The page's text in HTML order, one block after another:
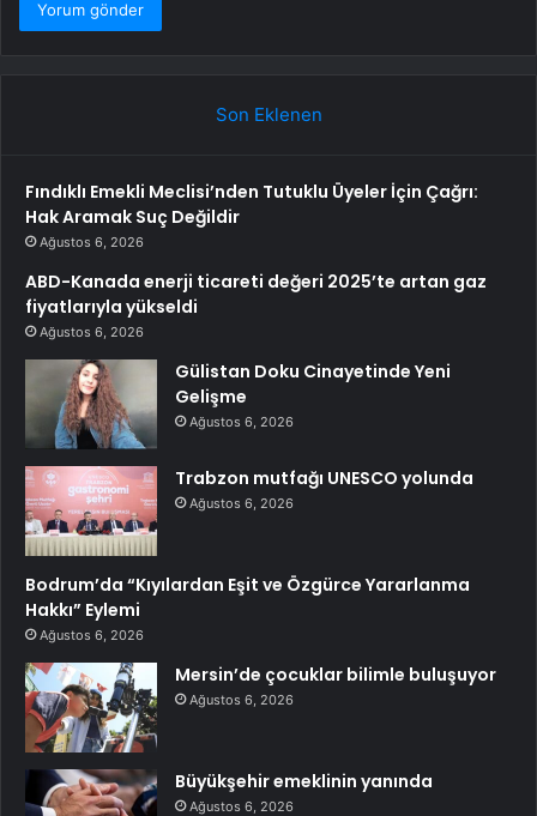
Son Eklenen
Fındıklı Emekli Meclisi’nden Tutuklu Üyeler İçin Çağrı:
Hak Aramak Suç Değildir
Ağustos 6, 2026
ABD-Kanada enerji ticareti değeri 2025’te artan gaz
fiyatlarıyla yükseldi
Ağustos 6, 2026
Gülistan Doku Cinayetinde Yeni
Gelişme
Ağustos 6, 2026
Trabzon mutfağı UNESCO yolunda
Ağustos 6, 2026
Bodrum’da “Kıyılardan Eşit ve Özgürce Yararlanma
Hakkı” Eylemi
Ağustos 6, 2026
Mersin’de çocuklar bilimle buluşuyor
Ağustos 6, 2026
Büyükşehir emeklinin yanında
Ağustos 6, 2026